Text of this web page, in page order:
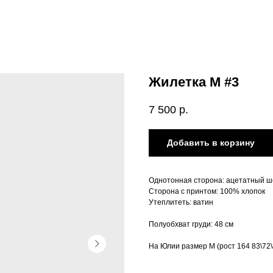
Жилетка М #3
7 500 р.
Добавить в корзину
Однотонная сторона: ацетатный
Сторона с принтом: 100% хлопок
Утеплитеть: ватин
Полуобхват груди: 48 см
На Юлии размер M (рост 164